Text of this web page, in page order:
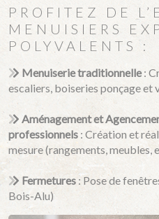
PROFITEZ DE
MENUISIERS
POLYVALENTS :
Menuiserie traditionnelle:
escaliers, boiseries ponçage
Aménagement et
professionnels : Création et
mesure (rangements, meubles,
Fermetures : Pose de
Bois-Alu)